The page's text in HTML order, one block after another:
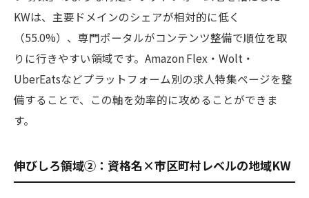
KWは、主要ドメインのシェアが相対的に低く
（55.0%）、専門ポータルがコンテンツ整備で順位を取
りに行きやすい領域です。Amazon Flex・Wolt・
UberEatsなどプラットフォーム別の求人特集ページを整
備することで、この軸を効率的に攻めることができま
す。
伸びしろ領域②：資格名×市区町村レベルの地域KW